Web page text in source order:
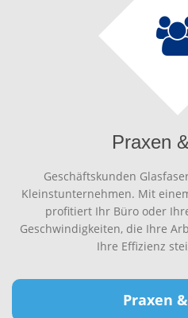
Praxen
Geschäftskunden
Kleinstunternehmen. Mit
profitiert Ihr Büro oder
Geschwindigkeiten, die Ihre
Ihre Effizienz
Praxen